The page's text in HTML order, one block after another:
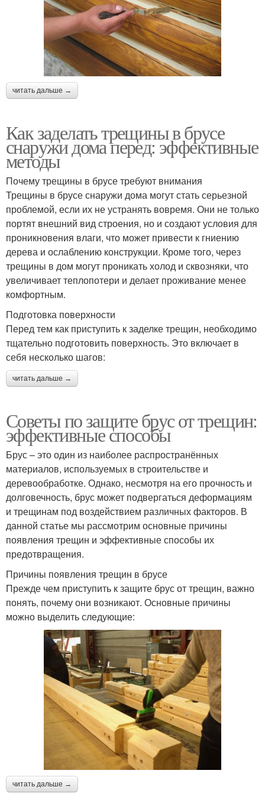
читать дальше →
Как заделать трещины в брусе
снаружи дома перед: эффективные
методы
Почему трещины в брусе требуют внимания
Трещины в брусе снаружи дома могут стать серьезной
проблемой, если их не устранять вовремя. Они не только
портят внешний вид строения, но и создают условия для
проникновения влаги, что может привести к гниению
дерева и ослаблению конструкции. Кроме того, через
трещины в дом могут проникать холод и сквозняки, что
увеличивает теплопотери и делает проживание менее
комфортным.
Подготовка поверхности
Перед тем как приступить к заделке трещин, необходимо
тщательно подготовить поверхность. Это включает в
себя несколько шагов:
читать дальше →
Советы по защите брус от трещин:
эффективные способы
Брус – это один из наиболее распространённых
материалов, используемых в строительстве и
деревообработке. Однако, несмотря на его прочность и
долговечность, брус может подвергаться деформациям
и трещинам под воздействием различных факторов. В
данной статье мы рассмотрим основные причины
появления трещин и эффективные способы их
предотвращения.
Причины появления трещин в брусе
Прежде чем приступить к защите брус от трещин, важно
понять, почему они возникают. Основные причины
можно выделить следующие:
читать дальше →